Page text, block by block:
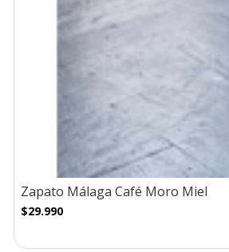
Zapato Málaga Café Moro Miel
$29.990